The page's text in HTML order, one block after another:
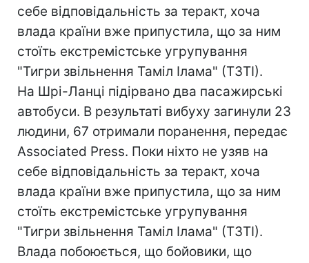
себе відповідальність за теракт, хоча
влада країни вже припустила, що за ним
стоїть екстремістське угрупування
"Тигри звільнення Таміл Ілама" (ТЗТІ).
На Шрі-Ланці підірвано два пасажирські
автобуси. В результаті вибуху загинули 23
людини, 67 отримали поранення, передає
Associated Press. Поки ніхто не узяв на
себе відповідальність за теракт, хоча
влада країни вже припустила, що за ним
стоїть екстремістське угрупування
"Тигри звільнення Таміл Ілама" (ТЗТІ).
Влада побоюється, що бойовики, що